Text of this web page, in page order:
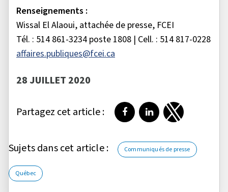
Renseignements :
Wissal El Alaoui, attachée de presse, FCEI
Tél. : 514 861-3234 poste 1808 | Cell. : 514 817-0228
affaires.publiques@fcei.ca
28 JUILLET 2020
Partagez cet article : Partager sur Facebook
Partager surPartager sur
Sujets dans cet article : Communiqués de presse
Québec